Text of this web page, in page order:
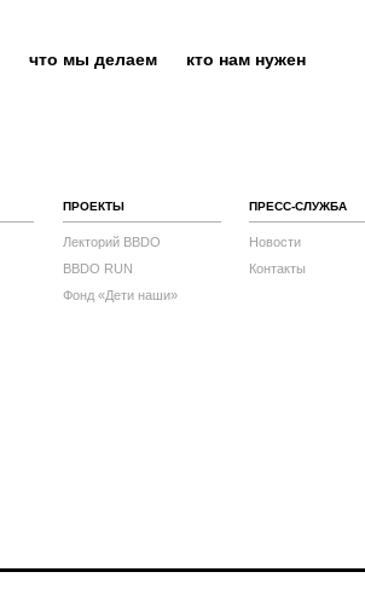
что мы делаем кто нам нужен
ПРОЕКТЫ
Лекторий BBDO
BBDO RUN
Фонд «Дети наши»
ПРЕСС-СЛУЖБА
Новости
Контакты